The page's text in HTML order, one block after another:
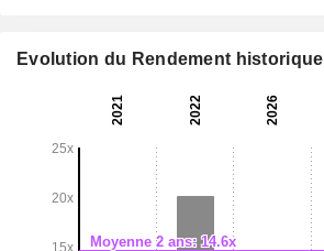
Evolution du Rendement historique